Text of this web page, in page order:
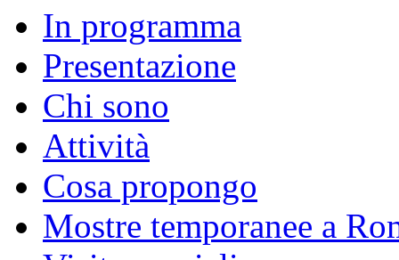
In programma
Presentazione
Chi sono
Attività
Cosa propongo
Mostre temporanee a